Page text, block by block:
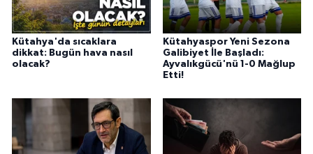
Kütahya'da sıcaklara
dikkat: Bugün hava nasıl
olacak?
Kütahyaspor Yeni Sezona
Galibiyet İle Başladı:
Ayvalıkgücü'nü 1-0 Mağlup
Etti!